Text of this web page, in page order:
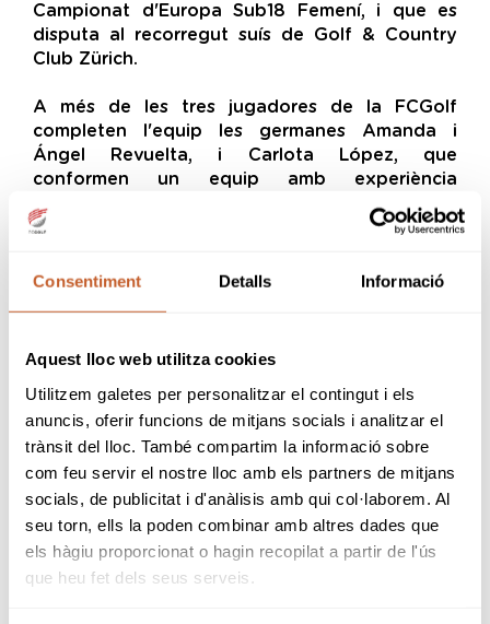
Consentiment Detalls Informació
Aquest lloc web utilitza cookies
Utilitzem galetes per personalitzar el contingut i els
anuncis, oferir funcions de mitjans socials i analitzar el
trànsit del lloc. També compartim la informació sobre
com feu servir el nostre lloc amb els partners de mitjans
socials, de publicitat i d'anàlisis amb qui col·laborem. Al
seu torn, ells la poden combinar amb altres dades que
els hàgiu proporcionat o hagin recopilat a partir de l'ús
que heu fet dels seus serveis.
Campionat d'Europa Sub18 Femení, i que es
disputa al recorregut suís de Golf & Country
Club Zürich.
A més de les tres jugadores de la FCGolf
completen l'equip les germanes Amanda i
Ángel Revuelta, i Carlota López, que
conformen un equip amb experiència
guanyadora i amb un objectiu clar: continuar
sumant títols europeus de la categoria.
Espanya és un habitual al podi, havent
capitana Covadonga Basagoiti, presidenta del
Comitè Tècnic Amateur Femení de la RFEG, la
vicecapitana Alejandra Vilariño, el tècnic Sergio
de Céspedes i la fisioterapeuta Mari Luz Elena.
Les sis components del grup han fet mèrits per
estar des de dimarts fent-se amb altres fermes
promeses del golf continental. Així, Carolina
Pérez-Tasso està completant un curs notable,
amb victòria al Campionat d'Espanya Sub 18